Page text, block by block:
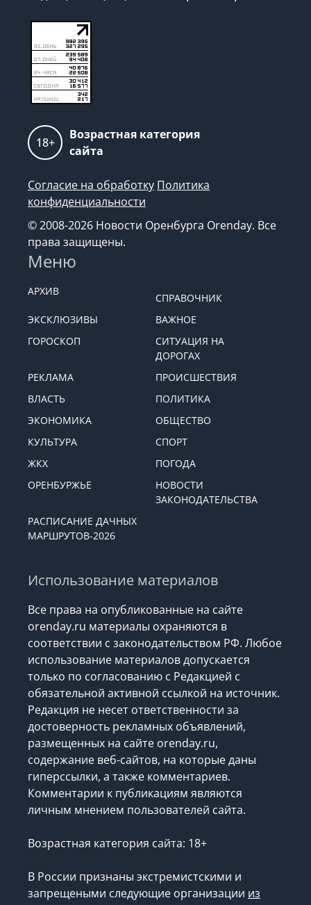
+7 (922) 6254474, kp@orenkp.ru
Редакция: +7 (922) 6254474, kp@orenkp.ru
Согласие на обработку
конфиденциальности
© 2008-2026 Новости Оренбурга Orenday. Все
права защищены.
Меню
АРХИВ
СПРАВОЧНИК
ЭКСКЛЮЗИВЫ
ВАЖНОЕ
ДОРОГАХ
РЕКЛАМА
ПРОИСШЕСТВИЯ
ВЛАСТЬ
ПОЛИТИКА
ЭКОНОМИКА
ОБЩЕСТВО
КУЛЬТУРА
СПОРТ
ЖКХ
ПОГОДА
Использование материалов
Все права на опубликованные на сайте
orenday.ru материалы охраняются в
соответствии с законодательством РФ. Любое
использование материалов допускается
только по согласованию с Редакцией с
обязательной активной ссылкой на источник.
Редакция не несет ответственности за
достоверность рекламных объявлений,
размещенных на сайте orenday.ru,
содержание веб-сайтов, на которые даны
гиперссылки, а также комментариев.
личным мнением пользователей сайта.
Возрастная категория сайта: 18+